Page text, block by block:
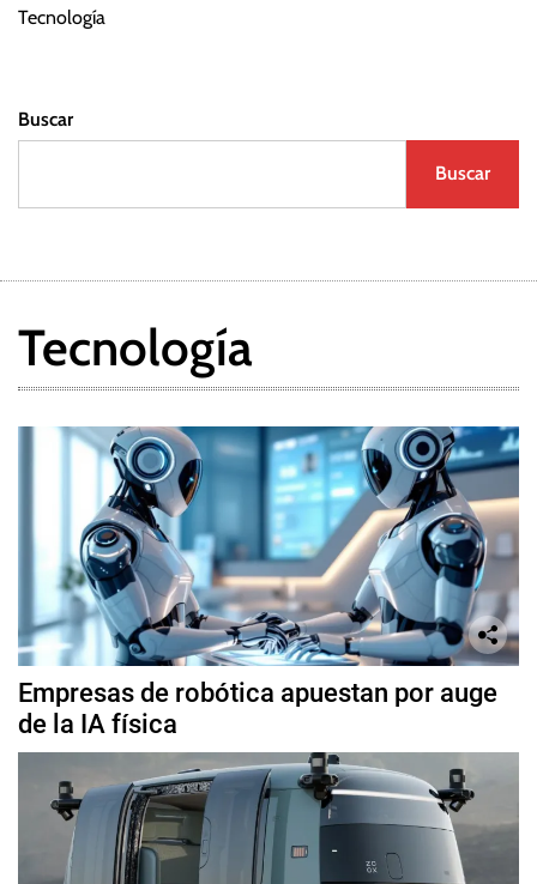
Tecnología
Buscar
Buscar
Tecnología
Empresas de robótica apuestan por auge
de la IA física